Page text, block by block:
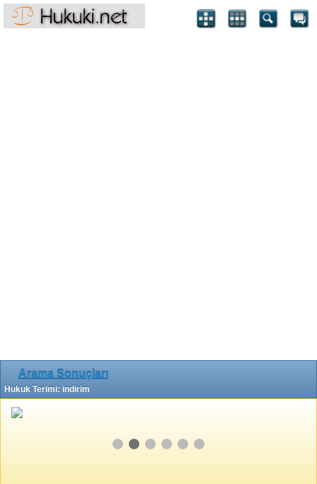
Arama Sonuçları
Hukuk Terimi: indirim